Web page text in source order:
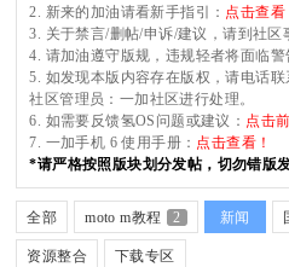
sc
uz
2. 新来的加油请看新手指引： 点击查看
3. 关于禁言/删帖/申诉/建议，请到社区
4. 请加油遵守版规，违规轻者将面临警
5. 如发现本版内容存在版权，请电话
社区管理员：一加社区进行处理。
6. 如需要反馈氢OS问题或建议： 点击
7. 一加手机 6 使用手册： 点击查看！
*请严格按照版块划分发帖，切勿错版发
全部 moto m教程 2 新闻
资源整合 下载专区